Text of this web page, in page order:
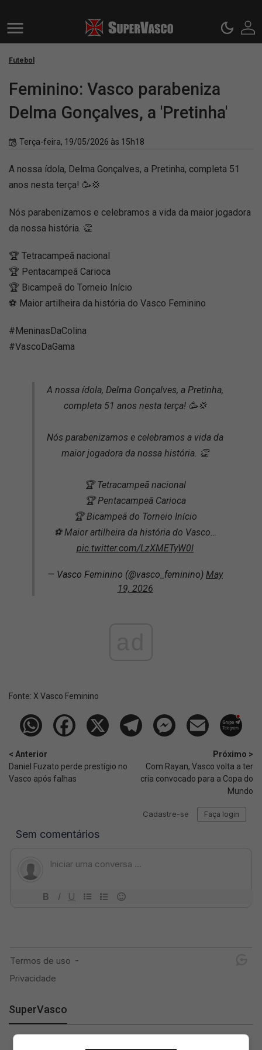
Futebol
Feminino: Vasco parabeniza
Delma Gonçalves, a 'Pretinha'
Terça-feira, 19/05/2026 às 15h18
A nossa ídola, Delma Gonçalves, a Pretinha, completa 51
anos nesta terça! 🥳💢
Nós parabenizamos e celebramos a vida da maior jogadora
da nossa história. 👏
🏆 Tetracampeã nacional
🏆 Pentacampeã Carioca
🏆 Bicampeã do Torneio Início
⚽ Maior artilheira da história do Vasco Feminino
#MeninasDaColina
#VascoDaGama
A nossa ídola, Delma Gonçalves, a Pretinha,
completa 51 anos nesta terça! 🥳💢
Nós parabenizamos e celebramos a vida da
maior jogadora da nossa história. 👏
🏆 Tetracampeã nacional
🏆 Pentacampeã Carioca
🏆 Bicampeã do Torneio Início
⚽ Maior artilheira da história do Vasco…
pic.twitter.com/LzXMETyW0l
— Vasco Feminino (@vasco_feminino) May
19, 2026
Fonte: X Vasco Feminino
< Anterior
Daniel Fuzato perde prestígio no
Vasco após falhas
Próximo >
Com Rayan, Vasco volta a ter
cria convocado para a Copa do
Mundo
SuperVasco